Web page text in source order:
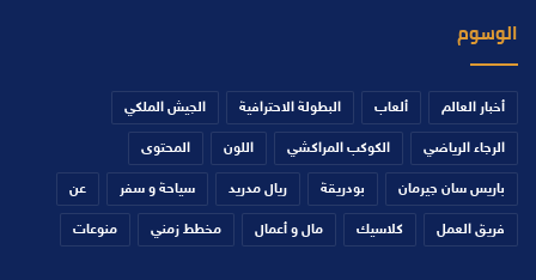
الوسوم
أخبار العالم ألعاب البطولة الاحترافية الجيش الملكي
الرجاء الرياضي الكوكب المراكشي اللون المحتوى
باريس سان جيرمان بودريقة ريال مدريد سياحة و سفر عن
فريق العمل كلاسيك مال و أعمال مخطط زمني منوعات